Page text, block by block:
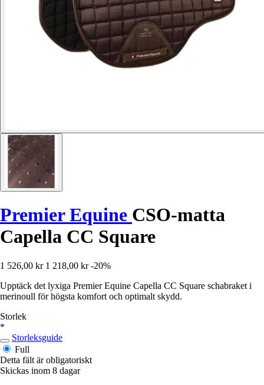
Premier Equine CSO-matta
Capella CC Square
1 526,00 kr 1 218,00 kr -20%
Upptäck det lyxiga Premier Equine Capella CC Square schabraket i
merinoull för högsta komfort och optimalt skydd.
Storlek
*
Storleksguide
Full
Detta fält är obligatoriskt
Skickas inom 8 dagar